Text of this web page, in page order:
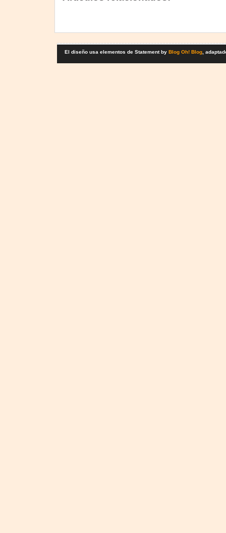
El diseño usa elementos de Statement by Blog Oh! Blog,